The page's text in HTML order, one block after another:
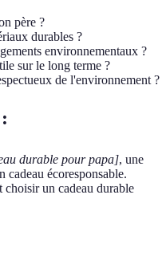
père ?
durables ?
environnementaux ?
sur le long terme ?
de l'environnement ?
durable pour papa], une
cadeau écoresponsable.
choisir un cadeau durable